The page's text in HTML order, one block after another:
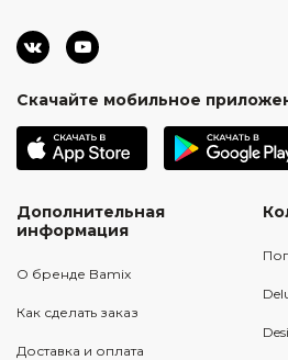
Дополнительная
информация
О бренде Bamix
Как сделать заказ
Доставка и оплата
Скачайте мобильное